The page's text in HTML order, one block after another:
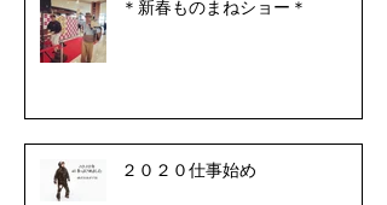
＊新春ものまねショー＊
２０２０仕事始め